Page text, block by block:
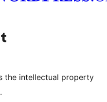
যাওক
আমাৰ Tumblr একাউণ্টলৈ যাওক
the intellectual property